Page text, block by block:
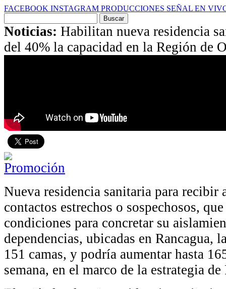
FACEBOOK INSTAGRAM PRODUCCIONES SEÑAL EN
por:
Noticias: Habilitan nueva residencia
del 40% la capacidad en la Región de
Nueva residencia sanitaria para
contactos estrechos o sospechosos,
condiciones para concretar su
dependencias, ubicadas en Rancagua,
151 camas, y podría aumentar hasta
semana, en el marco de la estrategia